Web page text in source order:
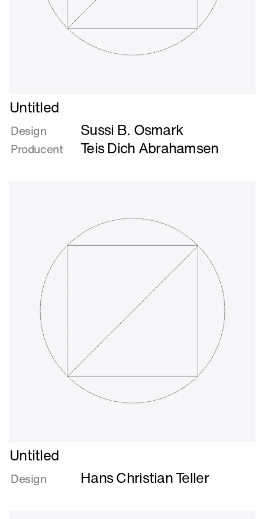
Læs
mere
om
Untitled
Untitled
Design Sussi B. Osmark
Producent Teis Dich Abrahamsen
Læs
mere
om
Untitled
Design Hans Christian Teller